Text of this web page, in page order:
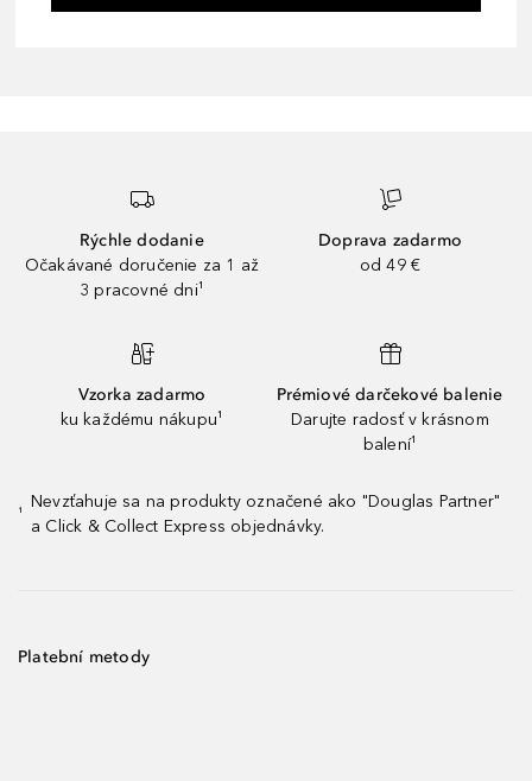
Rýchle dodanie
Očakávané doručenie za 1 až
3 pracovné dni¹
Doprava zadarmo
od 49 €
Vzorka zadarmo
ku každému nákupu¹
Prémiové darčekové balenie
Darujte radosť v krásnom
balení¹
¹
Nevzťahuje sa na produkty označené ako "Douglas Partner"
a Click & Collect Express objednávky.
Platební metody